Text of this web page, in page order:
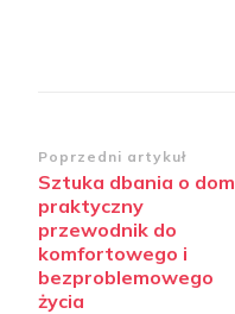
Zobacz
wpisy
Poprzedni artykuł
Sztuka dbania o
praktyczny
przewodnik do
komfortowego i
bezproblemowego
życia